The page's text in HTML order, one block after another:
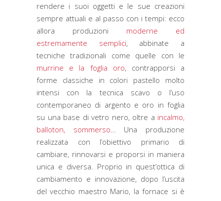
rendere i suoi oggetti e le sue creazioni
sempre attuali e al passo con i tempi: ecco
allora produzioni moderne ed
estremamente semplici, abbinate a
tecniche tradizionali come quelle con le
murrine e la foglia oro, contrapporsi a
forme classiche in colori pastello molto
intensi con la tecnica scavo o l’uso
contemporaneo di argento e oro in foglia
su una base di vetro nero, oltre a incalmo,
balloton, sommerso … Una produzione
realizzata con l’obiettivo primario di
cambiare, rinnovarsi e proporsi in maniera
unica e diversa. Proprio in quest’ottica di
cambiamento e innovazione, dopo l’uscita
del vecchio maestro Mario, la fornace si è